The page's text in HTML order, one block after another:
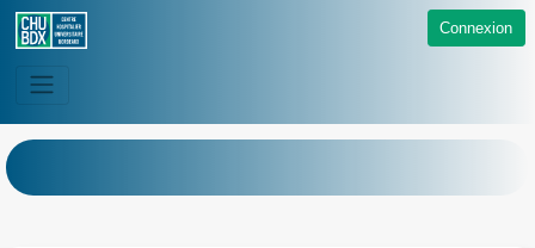
Connexion